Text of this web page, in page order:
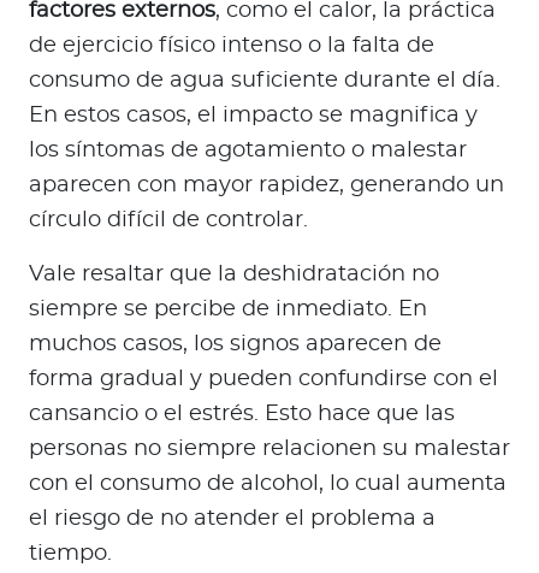
factores externos, como el calor, la práctica
de ejercicio físico intenso o la falta de
consumo de agua suficiente durante el día.
En estos casos, el impacto se magnifica y
los síntomas de agotamiento o malestar
aparecen con mayor rapidez, generando un
círculo difícil de controlar.
Vale resaltar que la deshidratación no
siempre se percibe de inmediato. En
muchos casos, los signos aparecen de
forma gradual y pueden confundirse con el
cansancio o el estrés. Esto hace que las
personas no siempre relacionen su malestar
con el consumo de alcohol, lo cual aumenta
el riesgo de no atender el problema a
tiempo.